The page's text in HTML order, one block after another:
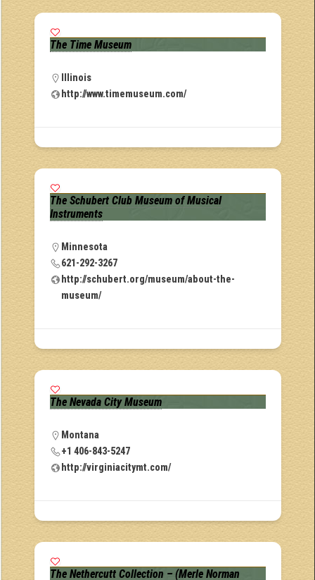
The Time Museum
Illinois
http://www.timemuseum.com/
The Schubert Club Museum of Musical
Instruments
Minnesota
621-292-3267
http://schubert.org/museum/about-the-
museum/
The Nevada City Museum
Montana
+1 406-843-5247
http://virginiacitymt.com/
The Nethercutt Collection – (Merle Norman